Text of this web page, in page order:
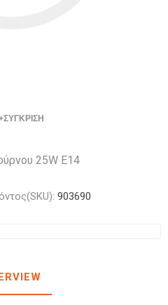
25W E14
903690